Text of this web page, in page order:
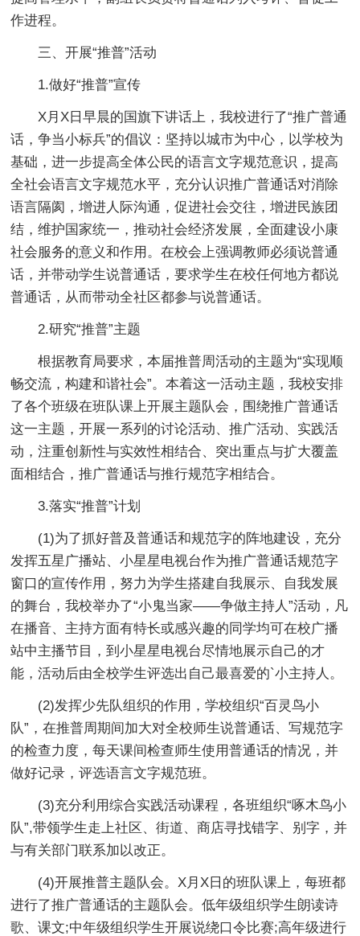
作进程。
三、开展“推普”活动
1.做好“推普”宣传
X月X日早晨的国旗下讲话上，我校进行了“推广普通
话，争当小标兵”的倡议：坚持以城市为中心，以学校为
基础，进一步提高全体公民的语言文字规范意识，提高
全社会语言文字规范水平，充分认识推广普通话对消除
语言隔阂，增进人际沟通，促进社会交往，增进民族团
结，维护国家统一，推动社会经济发展，全面建设小康
社会服务的意义和作用。在校会上强调教师必须说普通
话，并带动学生说普通话，要求学生在校任何地方都说
普通话，从而带动全社区都参与说普通话。
2.研究“推普”主题
根据教育局要求，本届推普周活动的主题为“实现顺
畅交流，构建和谐社会”。本着这一活动主题，我校安排
了各个班级在班队课上开展主题队会，围绕推广普通话
这一主题，开展一系列的讨论活动、推广活动、实践活
动，注重创新性与实效性相结合、突出重点与扩大覆盖
面相结合，推广普通话与推行规范字相结合。
3.落实“推普”计划
(1)为了抓好普及普通话和规范字的阵地建设，充分
发挥五星广播站、小星星电视台作为推广普通话规范字
窗口的宣传作用，努力为学生搭建自我展示、自我发展
的舞台，我校举办了“小鬼当家——争做主持人”活动，凡
在播音、主持方面有特长或感兴趣的同学均可在校广播
站中主播节目，到小星星电视台尽情地展示自己的才
能，活动后由全校学生评选出自己最喜爱的`小主持人。
(2)发挥少先队组织的作用，学校组织“百灵鸟小
队”，在推普周期间加大对全校师生说普通话、写规范字
的检查力度，每天课间检查师生使用普通话的情况，并
做好记录，评选语言文字规范班。
(3)充分利用综合实践活动课程，各班组织“啄木鸟小
队”,带领学生走上社区、街道、商店寻找错字、别字，并
与有关部门联系加以改正。
(4)开展推普主题队会。X月X日的班队课上，每班都
进行了推广普通话的主题队会。低年级组织学生朗读诗
歌、课文;中年级组织学生开展说绕口令比赛;高年级进行